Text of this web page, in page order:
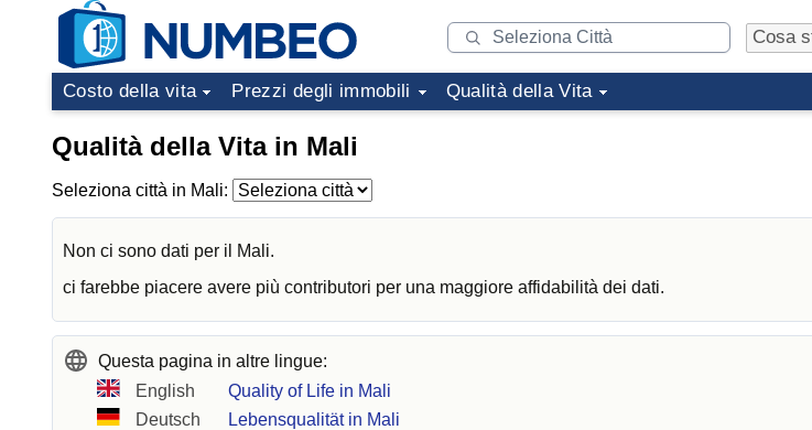
Costo della vita Prezzi degli immobili Qualità della Vita
Qualità della Vita in Mali
Seleziona città in Mali:
Non ci sono dati per il Mali.
ci farebbe piacere avere più contributori per una maggiore affidabilità dei dati.
Questa pagina in altre lingue:
English
Quality of Life in Mali
Deutsch
Lebensqualität in Mali